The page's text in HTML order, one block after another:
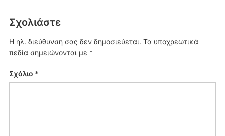
Σχολιάστε
Η ηλ. διεύθυνση σας δεν δημοσιεύεται. Τα υποχρεωτικά
πεδία σημειώνονται με *
Σχόλιο *